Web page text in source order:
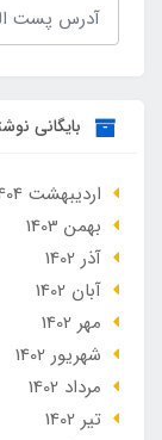
بایگانی
ارديبهشت 1404
بهمن 1403
آذر 1402
آبان 1402
مهر 1402
شهریور 1402
مرداد 1402
تير 1402